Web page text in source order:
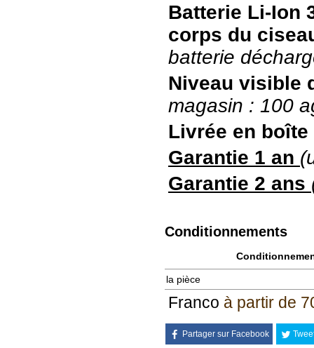
Batterie Li-Ion
corps du
batterie
Niveau visible
magasin : 100
Livrée en
Garantie 1 an
Garantie 2 ans
Conditionnements
la pièce
Franco à partir de
Partager sur Facebook